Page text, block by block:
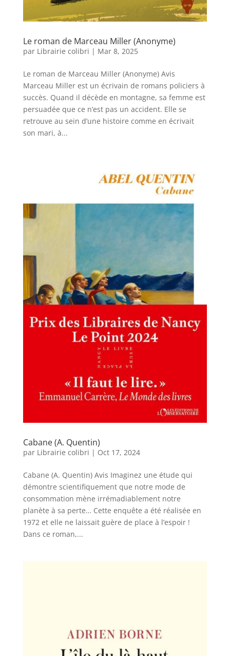
Le roman de Marceau Miller (Anonyme)
par Librairie colibri | Mar 8, 2025
Le roman de Marceau Miller (Anonyme) Avis
Marceau Miller est un écrivain de romans policiers à
succès. Quand il décède en montagne, sa femme est
persuadée que ce n’est pas un accident. Elle se
retrouve au sein d’une histoire comme en écrivait
son mari, à...
Cabane (A. Quentin)
par Librairie colibri | Oct 17, 2024
Cabane (A. Quentin) Avis Imaginez une étude qui
démontre scientifiquement que notre mode de
consommation mène irrémadiablement notre
planète à sa perte… Cette enquête a été réalisée en
1972 et elle ne laissait guère de place à l’espoir !
Dans ce roman,...